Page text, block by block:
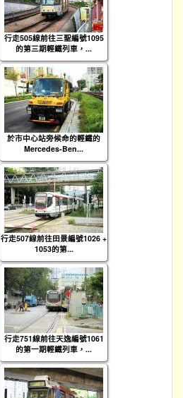
行走505線前往三聖編號1095
的第三期輕鐵列車，...
於市中心站旁候命的輕鐵的
Mercedes-Ben...
行走507線前往田景編號1026 +
1053的第...
行走751線前往天逸編號1061
的第一期輕鐵列車，...